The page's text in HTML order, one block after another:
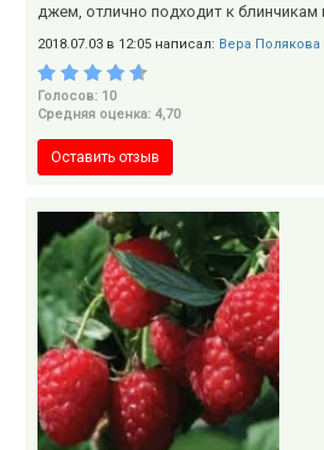
джем, отлично подходит к блинчикам
2018.07.03 в 12:05 написал: Вера Полякова
Голосов: 10
Средняя оценка: 4,70
Оставить отзыв